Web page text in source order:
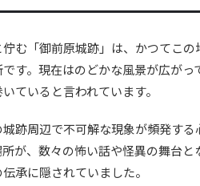
む「御前原城跡」は、かつてこ
す。現在はのどかな風景が広が
ていると言われています。
跡周辺で不可解な現象が頻発す
が、数々の怖い話や怪異の舞台と
承に隠されていました。